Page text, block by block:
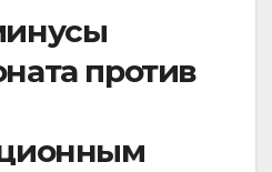
против